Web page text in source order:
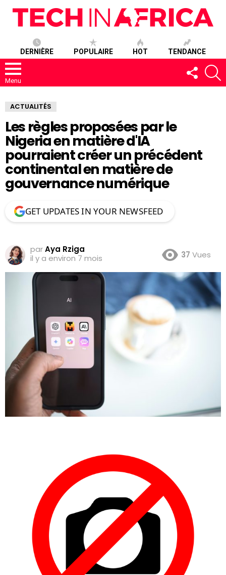
DERNIÈRE POPULAIRE HOT TENDANCE
Menu
SUIVEZ-
NOUS
ACTUALITÉS
Les règles proposées par le
Nigeria en matière d'IA
pourraient créer un précédent
continental en matière de
gouvernance numérique
GET UPDATES IN YOUR NEWSFEED
parAya Rziga
il y a environ 7 mois
37 Vues